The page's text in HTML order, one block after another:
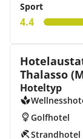
Sport
4.4
Thalasso
Hoteltyp
Golfhotel
Strandhotel